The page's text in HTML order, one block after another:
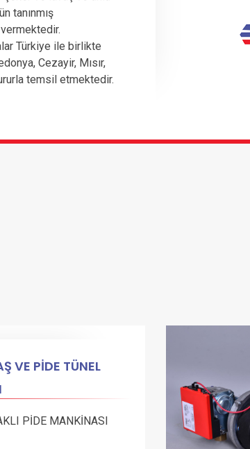
tanınmış
Türkiye ile birlikte
Cezayir, Mısır,
temsil etmektedir.
VE PİDE TÜNEL
PİDE MANKİNASI